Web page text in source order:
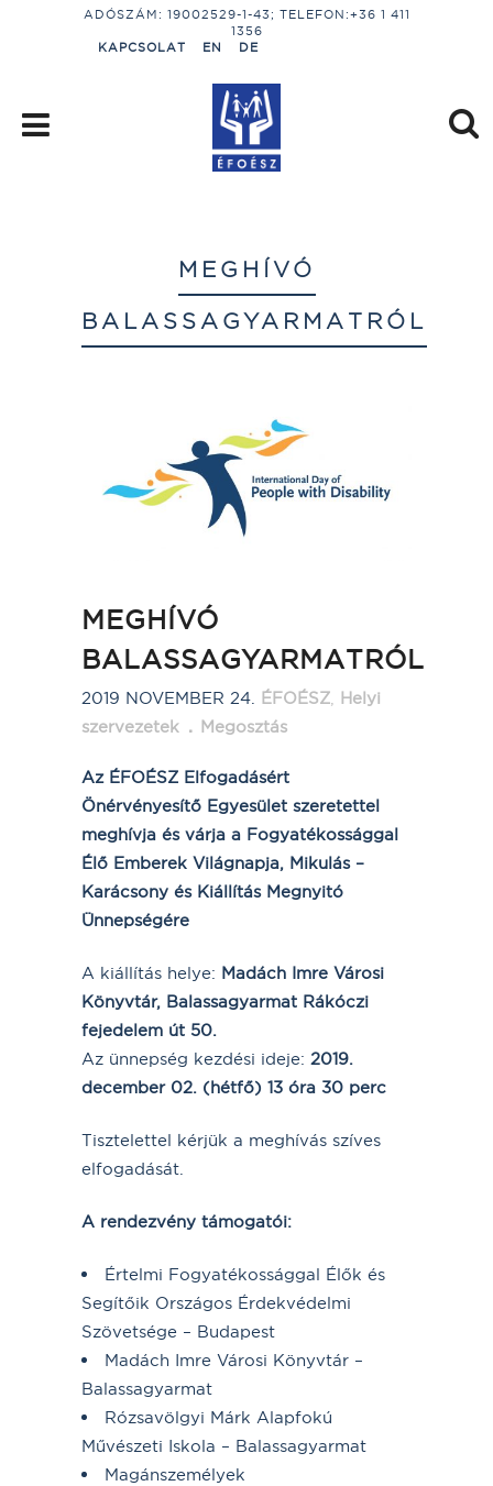
ADÓSZÁM: 19002529-1-43; TELEFON:+36 1 411
1356
KAPCSOLAT
EN DE
MEGHÍVÓ
BALASSAGYARMATRÓL
MEGHÍVÓ
BALASSAGYARMATRÓL
2019 NOVEMBER 24. ÉFOÉSZ, Helyi
szervezetek
Megosztás
Az ÉFOÉSZ Elfogadásért
Önérvényesítő Egyesület szeretettel
meghívja és várja a Fogyatékossággal
Élő Emberek Világnapja, Mikulás –
Karácsony és Kiállítás Megnyitó
Ünnepségére
A kiállítás helye: Madách Imre Városi
Könyvtár, Balassagyarmat Rákóczi
fejedelem út 50.
Az ünnepség kezdési ideje: 2019.
december 02. (hétfő) 13 óra 30 perc
Tisztelettel kérjük a meghívás szíves
elfogadását.
A rendezvény támogatói:
Értelmi Fogyatékossággal Élők és
Segítőik Országos Érdekvédelmi
Szövetsége – Budapest
Madách Imre Városi Könyvtár –
Balassagyarmat
Rózsavölgyi Márk Alapfokú
Művészeti Iskola – Balassagyarmat
Magánszemélyek